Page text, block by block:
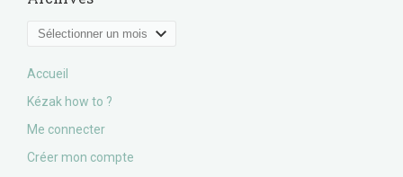
Archives
Accueil
Kézak how to ?
Me connecter
Créer mon compte